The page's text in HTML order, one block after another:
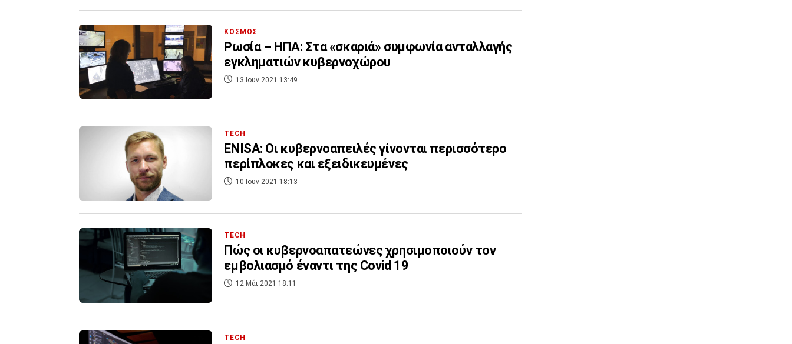
ΚΟΣΜΟΣ
Ρωσία – ΗΠΑ: Στα «σκαριά» συμφωνία ανταλλαγής
εγκληματιών κυβερνοχώρου
13 Ιουν 2021 13:49
TECH
ENISA: Οι κυβερνοαπειλές γίνονται περισσότερο
περίπλοκες και εξειδικευμένες
10 Ιουν 2021 18:13
TECH
Πώς οι κυβερνοαπατεώνες χρησιμοποιούν τον
εμβολιασμό έναντι της Covid 19
12 Μάι 2021 18:11
TECH